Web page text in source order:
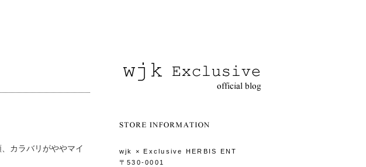
カラバリがややマイ
wjk × Exclusive HERBIS ENT
〒530-0001